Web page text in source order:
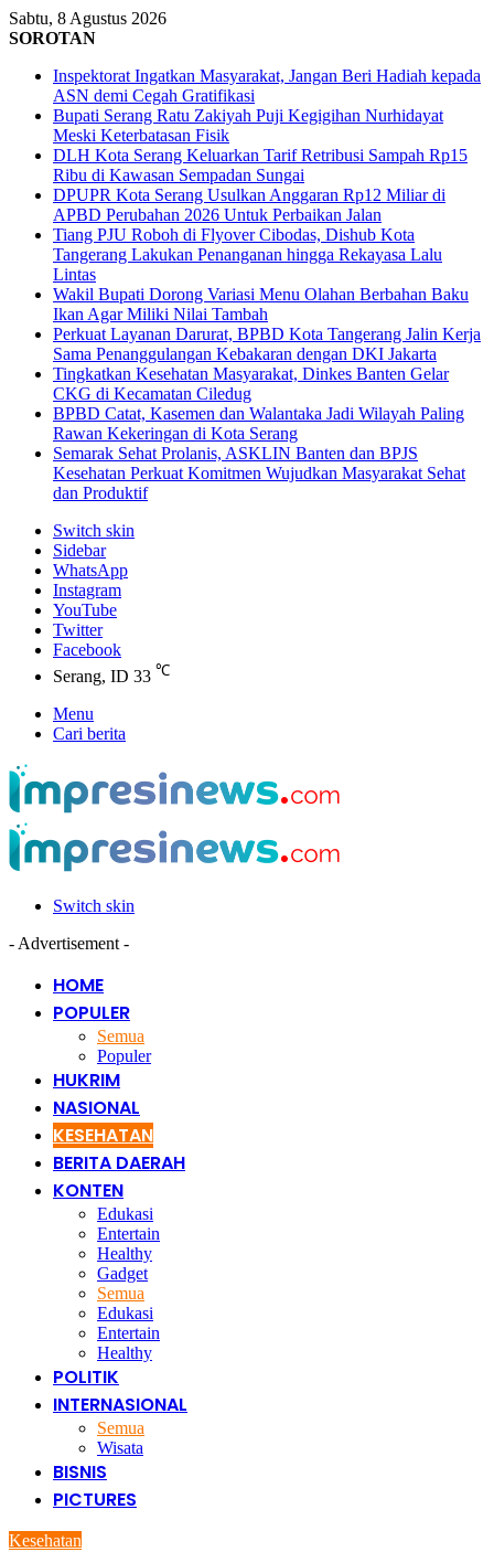
Sabtu, 8 Agustus 2026
SOROTAN
Inspektorat Ingatkan Masyarakat, Jangan Beri Hadiah kepada
ASN demi Cegah Gratifikasi
Bupati Serang Ratu Zakiyah Puji Kegigihan Nurhidayat
Meski Keterbatasan Fisik
DLH Kota Serang Keluarkan Tarif Retribusi Sampah Rp15
Ribu di Kawasan Sempadan Sungai
DPUPR Kota Serang Usulkan Anggaran Rp12 Miliar di
APBD Perubahan 2026 Untuk Perbaikan Jalan
Tiang PJU Roboh di Flyover Cibodas, Dishub Kota
Tangerang Lakukan Penanganan hingga Rekayasa Lalu
Lintas
Wakil Bupati Dorong Variasi Menu Olahan Berbahan Baku
Ikan Agar Miliki Nilai Tambah
Perkuat Layanan Darurat, BPBD Kota Tangerang Jalin Kerja
Sama Penanggulangan Kebakaran dengan DKI Jakarta
Tingkatkan Kesehatan Masyarakat, Dinkes Banten Gelar
CKG di Kecamatan Ciledug
BPBD Catat, Kasemen dan Walantaka Jadi Wilayah Paling
Rawan Kekeringan di Kota Serang
Semarak Sehat Prolanis, ASKLIN Banten dan BPJS
Kesehatan Perkuat Komitmen Wujudkan Masyarakat Sehat
dan Produktif
Switch skin
Sidebar
WhatsApp
Instagram
YouTube
Twitter
Facebook
Serang, ID 33 ℃
Menu
Cari berita
Switch skin
- Advertisement -
HOME
POPULER
Semua
Populer
HUKRIM
NASIONAL
KESEHATAN
BERITA DAERAH
KONTEN
Edukasi
Entertain
Healthy
Gadget
Semua
Edukasi
Entertain
Healthy
POLITIK
INTERNASIONAL
Semua
Wisata
BISNIS
PICTURES
Kesehatan